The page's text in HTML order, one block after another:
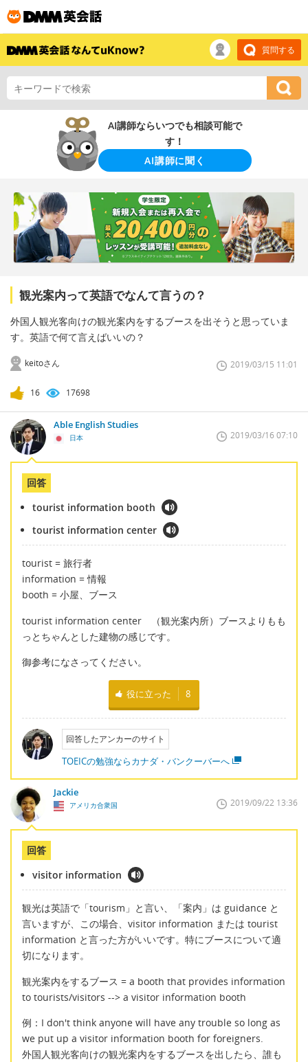
質問する
AI講師ならいつでも相談可能で
す！
AI講師に聞く
観光案内って英語でなんて言うの？
外国人観光客向けの観光案内をするブースを出そうと思っていま
す。英語で何て言えばいいの？
keitoさん 2019/03/15 11:01
16 17698
Able English Studies
日本 2019/03/16 07:10
回答
tourist information booth
tourist information center
tourist = 旅行者
information = 情報
booth = 小屋、ブース
tourist information center （観光案内所）ブースよりもも
っとちゃんとした建物の感じです。
御参考になさってください。
役に立った 8
回答したアンカーのサイト
TOEICの勉強ならカナダ・バンクーバーへ
Jackie
アメリカ合衆国 2019/09/22 13:36
回答
visitor information
観光は英語で「tourism」と言い、「案内」は guidance と
言いますが、この場合、visitor information または tourist
information と言った方がいいです。特にブースについて適
切になります。
観光案内をするブース = a booth that provides information
to tourists/visitors --> a visitor information booth
例：I don't think anyone will have any trouble so long as
we put up a visitor information booth for foreigners.
外国人観光客向けの観光案内をするブースを出したら、誰も